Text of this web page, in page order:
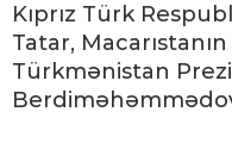
Kıprız Türk
Tatar,
Türkmənistan